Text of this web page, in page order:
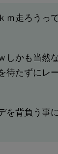
ｍ走ろうっ
しかも当然
待たずにレ
を背負う事